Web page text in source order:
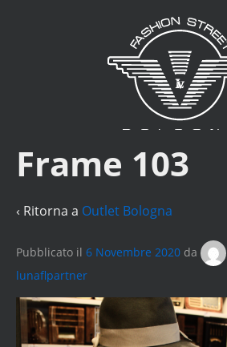
Frame 103
‹ Ritorna a Outlet Bologna
Pubblicato il 6 Novembre 2020 da
lunaflpartner